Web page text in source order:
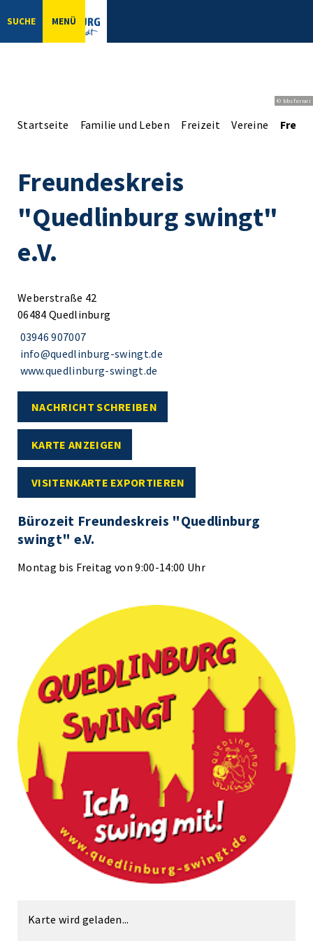
SUCHE MENÜ
© bbsferrari
Startseite Familie und Leben Freizeit Vereine
Freundeskreis
"Quedlinburg swingt"
e.V.
Weberstraße 42
06484 Quedlinburg
03946 907007
info@quedlinburg-swingt.de
www.quedlinburg-swingt.de
NACHRICHT SCHREIBEN
KARTE ANZEIGEN
VISITENKARTE EXPORTIEREN
Bürozeit Freundeskreis "Quedlinburg
swingt" e.V.
Montag bis Freitag von 9:00-14:00 Uhr
Karte wird geladen...